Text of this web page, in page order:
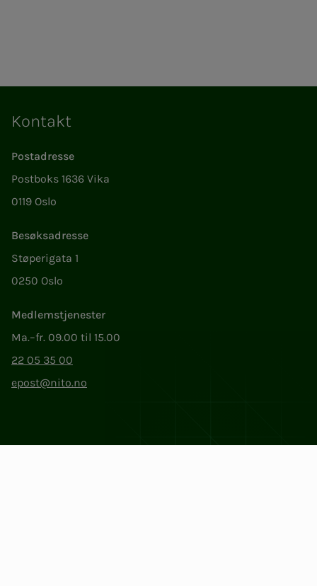
Kontakt
Postadresse
Postboks 1636 Vika
0119 Oslo
Besøksadresse
Støperigata 1
0250 Oslo
Medlemstjenester
Ma.–fr. 09.00 til 15.00
22 05 35 00
epost@nito.no